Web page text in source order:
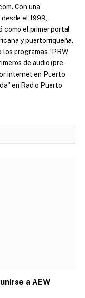
Con una
el 1999,
como el primer portal
y puertorriqueña.
los programas "PRW
de audio (pre-
internet en Puerto
en Radio Puerto
a AEW